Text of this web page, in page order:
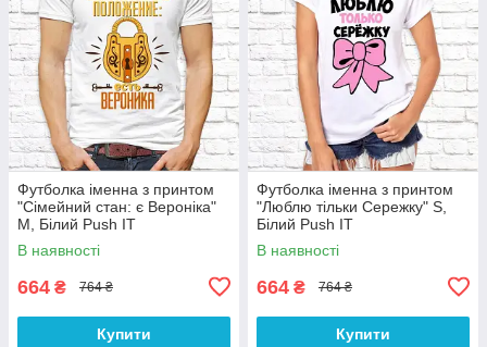
Футболка іменна з принтом
"Сімейний стан: є Вероніка"
M, Білий Push IT
В наявності
664 ₴ 764 ₴
Купити
Футболка іменна з принтом
"Люблю тільки Сережку" S,
Білий Push IT
В наявності
664 ₴ 764 ₴
Купити